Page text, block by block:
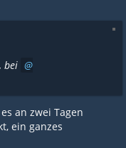
, bei
an zwei Tagen
ein ganzes